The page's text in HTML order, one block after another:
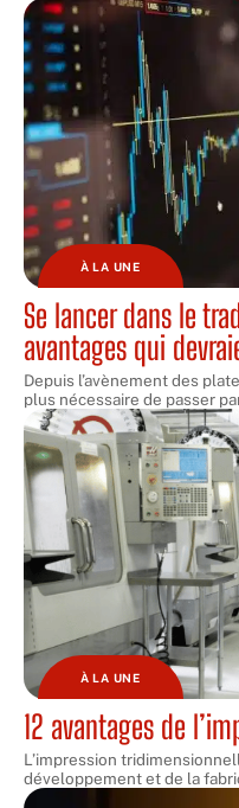
À LA UNE
Se lancer dans le
avantages qui
Depuis l’avènement des
plus nécessaire de passer
À LA UNE
12 avantages de
L’impression
développement et de la